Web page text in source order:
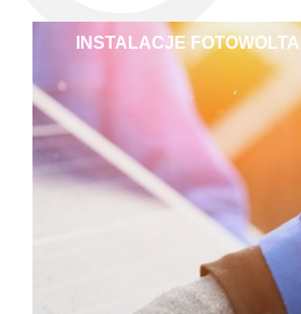
INSTALACJE